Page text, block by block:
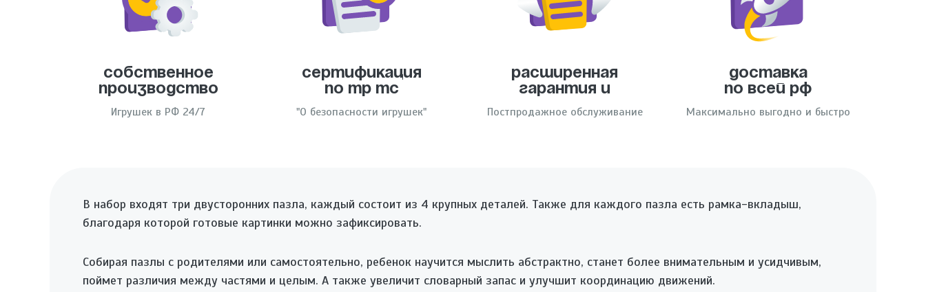
Собственное
производство
Игрушек в РФ 24/7
Сертификация
по тр тс
"О безопасности игрушек"
Расширенная
гарантия и
Постпродажное обслуживание
Доставка
по всей РФ
Максимально выгодно и быстро
В набор входят три двусторонних пазла, каждый состоит из 4 крупных деталей. Также для каждого пазла есть рамка-вкладыш,
благодаря которой готовые картинки можно зафиксировать.
Собирая пазлы с родителями или самостоятельно, ребенок научится мыслить абстрактно, станет более внимательным и усидчивым,
поймет различия между частями и целым. А также увеличит словарный запас и улучшит координацию движений.